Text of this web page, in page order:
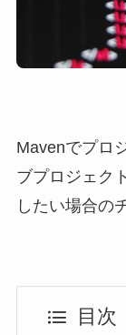
Mavenでプロ
ブプロジェク
したい場合の
目次